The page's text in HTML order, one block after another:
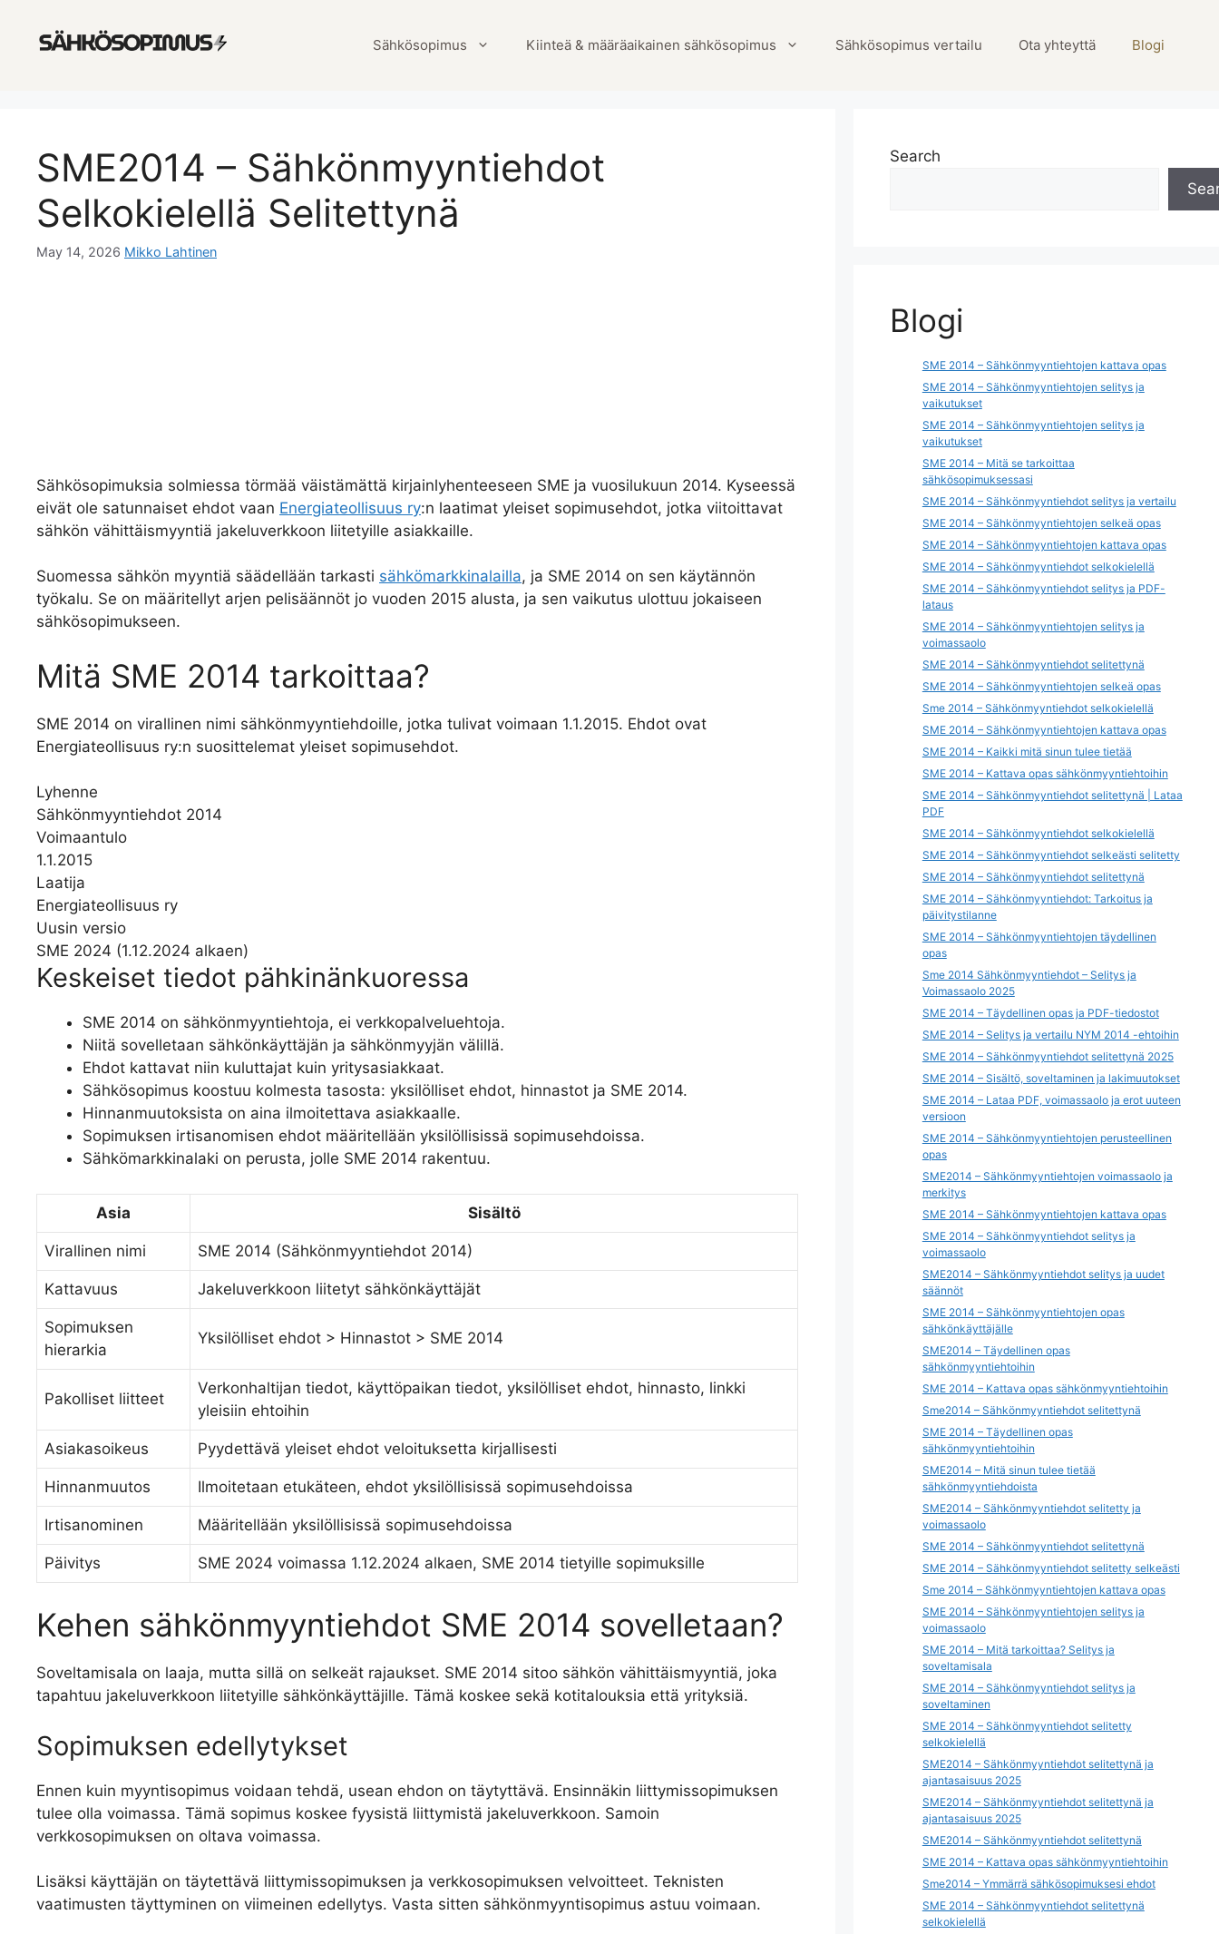
content
Sähkösopimus Kiinteä & määräaikainen sähkösopimus Sähkösopimus vertailu Ota yhteyttä Blogi
SME2014 – Sähkönmyyntiehdot
Selkokielellä Selitettynä
May 14, 2026 Mikko Lahtinen
Sähkösopimuksia solmiessa törmää väistämättä kirjainlyhenteeseen SME ja vuosilukuun 2014. Kyseessä
eivät ole satunnaiset ehdot vaan Energiateollisuus ry:n laatimat yleiset sopimusehdot, jotka viitoittavat
sähkön vähittäismyyntiä jakeluverkkoon liitetyille asiakkaille.
Suomessa sähkön myyntiä säädellään tarkasti sähkömarkkinalailla, ja SME 2014 on sen käytännön
työkalu. Se on määritellyt arjen pelisäännöt jo vuoden 2015 alusta, ja sen vaikutus ulottuu jokaiseen
sähkösopimukseen.
Mitä SME 2014 tarkoittaa?
SME 2014 on virallinen nimi sähkönmyyntiehdoille, jotka tulivat voimaan 1.1.2015. Ehdot ovat
Energiateollisuus ry:n suosittelemat yleiset sopimusehdot.
Lyhenne
Sähkönmyyntiehdot 2014
Voimaantulo
1.1.2015
Laatija
Energiateollisuus ry
Uusin versio
SME 2024 (1.12.2024 alkaen)
Keskeiset tiedot pähkinänkuoressa
SME 2014 on sähkönmyyntiehtoja, ei verkkopalveluehtoja.
Niitä sovelletaan sähkönkäyttäjän ja sähkönmyyjän välillä.
Ehdot kattavat niin kuluttajat kuin yritysasiakkaat.
Sähkösopimus koostuu kolmesta tasosta: yksilölliset ehdot, hinnastot ja SME 2014.
Hinnanmuutoksista on aina ilmoitettava asiakkaalle.
Sopimuksen irtisanomisen ehdot määritellään yksilöllisissä sopimusehdoissa.
Sähkömarkkinalaki on perusta, jolle SME 2014 rakentuu.
Asia Sisältö
Virallinen nimi SME 2014 (Sähkönmyyntiehdot 2014)
Kattavuus Jakeluverkkoon liitetyt sähkönkäyttäjät
Sopimuksen
hierarkia
Yksilölliset ehdot > Hinnastot > SME 2014
Pakolliset liitteet
Verkonhaltijan tiedot, käyttöpaikan tiedot, yksilölliset ehdot, hinnasto, linkki
yleisiin ehtoihin
Asiakasoikeus Pyydettävä yleiset ehdot veloituksetta kirjallisesti
Hinnanmuutos Ilmoitetaan etukäteen, ehdot yksilöllisissä sopimusehdoissa
Irtisanominen Määritellään yksilöllisissä sopimusehdoissa
Päivitys SME 2024 voimassa 1.12.2024 alkaen, SME 2014 tietyille sopimuksille
Kehen sähkönmyyntiehdot SME 2014 sovelletaan?
Soveltamisala on laaja, mutta sillä on selkeät rajaukset. SME 2014 sitoo sähkön vähittäismyyntiä, joka
tapahtuu jakeluverkkoon liitetyille sähkönkäyttäjille. Tämä koskee sekä kotitalouksia että yrityksiä.
Sopimuksen edellytykset
Ennen kuin myyntisopimus voidaan tehdä, usean ehdon on täytyttävä. Ensinnäkin liittymissopimuksen
tulee olla voimassa. Tämä sopimus koskee fyysistä liittymistä jakeluverkkoon. Samoin
verkkosopimuksen on oltava voimassa.
Lisäksi käyttäjän on täytettävä liittymissopimuksen ja verkkosopimuksen velvoitteet. Teknisten
vaatimusten täyttyminen on viimeinen edellytys. Vasta sitten sähkönmyyntisopimus astuu voimaan.
Search
Blogi
SME 2014 – Sähkönmyyntiehtojen kattava opas
SME 2014 – Sähkönmyyntiehtojen selitys ja
vaikutukset
SME 2014 – Sähkönmyyntiehtojen selitys ja
vaikutukset
SME 2014 – Mitä se tarkoittaa
sähkösopimuksessasi
SME 2014 – Sähkönmyyntiehdot selitys ja vertailu
SME 2014 – Sähkönmyyntiehtojen selkeä opas
SME 2014 – Sähkönmyyntiehtojen kattava opas
SME 2014 – Sähkönmyyntiehdot selkokielellä
SME 2014 – Sähkönmyyntiehdot selitys ja PDF-
lataus
SME 2014 – Sähkönmyyntiehtojen selitys ja
voimassaolo
SME 2014 – Sähkönmyyntiehdot selitettynä
SME 2014 – Sähkönmyyntiehtojen selkeä opas
Sme 2014 – Sähkönmyyntiehdot selkokielellä
SME 2014 – Sähkönmyyntiehtojen kattava opas
SME 2014 – Kaikki mitä sinun tulee tietää
SME 2014 – Kattava opas sähkönmyyntiehtoihin
SME 2014 – Sähkönmyyntiehdot selitettynä | Lataa
PDF
SME 2014 – Sähkönmyyntiehdot selkokielellä
SME 2014 – Sähkönmyyntiehdot selkeästi selitetty
SME 2014 – Sähkönmyyntiehdot selitettynä
SME 2014 – Sähkönmyyntiehdot: Tarkoitus ja
päivitystilanne
SME 2014 – Sähkönmyyntiehtojen täydellinen
opas
Sme 2014 Sähkönmyyntiehdot – Selitys ja
Voimassaolo 2025
SME 2014 – Täydellinen opas ja PDF-tiedostot
SME 2014 – Selitys ja vertailu NYM 2014 -ehtoihin
SME 2014 – Sähkönmyyntiehdot selitettynä 2025
SME 2014 – Sisältö, soveltaminen ja lakimuutokset
SME 2014 – Lataa PDF, voimassaolo ja erot uuteen
versioon
SME 2014 – Sähkönmyyntiehtojen perusteellinen
opas
SME2014 – Sähkönmyyntiehtojen voimassaolo ja
merkitys
SME 2014 – Sähkönmyyntiehtojen kattava opas
SME 2014 – Sähkönmyyntiehdot selitys ja
voimassaolo
SME2014 – Sähkönmyyntiehdot selitys ja uudet
säännöt
SME 2014 – Sähkönmyyntiehtojen opas
sähkönkäyttäjälle
SME2014 – Täydellinen opas
sähkönmyyntiehtoihin
SME 2014 – Kattava opas sähkönmyyntiehtoihin
Sme2014 – Sähkönmyyntiehdot selitettynä
SME 2014 – Täydellinen opas
sähkönmyyntiehtoihin
SME2014 – Mitä sinun tulee tietää
sähkönmyyntiehdoista
SME2014 – Sähkönmyyntiehdot selitetty ja
voimassaolo
SME 2014 – Sähkönmyyntiehdot selitettynä
SME 2014 – Sähkönmyyntiehdot selitetty selkeästi
Sme 2014 – Sähkönmyyntiehtojen kattava opas
SME 2014 – Sähkönmyyntiehtojen selitys ja
voimassaolo
SME 2014 – Mitä tarkoittaa? Selitys ja
soveltamisala
SME 2014 – Sähkönmyyntiehdot selitys ja
soveltaminen
SME 2014 – Sähkönmyyntiehdot selitetty
selkokielellä
SME2014 – Sähkönmyyntiehdot selitettynä ja
ajantasaisuus 2025
SME2014 – Sähkönmyyntiehdot selitettynä ja
ajantasaisuus 2025
SME2014 – Sähkönmyyntiehdot selitettynä
SME 2014 – Kattava opas sähkönmyyntiehtoihin
Sme2014 – Ymmärrä sähkösopimuksesi ehdot
SME 2014 – Sähkönmyyntiehdot selitettynä
selkokielellä